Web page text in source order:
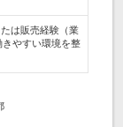
は販売経験（業
やすい環境を整